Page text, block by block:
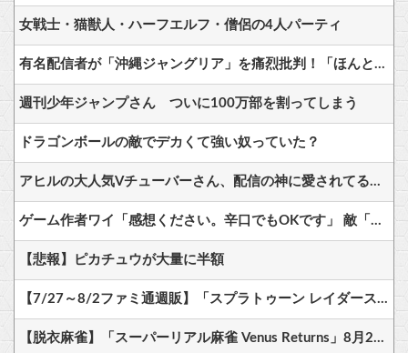
女戦士・猫獣人・ハーフエルフ・僧侶の4人パーティ
有名配信者が「沖縄ジャングリア」を痛烈批判！「ほんとーーーーーーーーにおもんない！カス！」
週刊少年ジャンプさん ついに100万部を割ってしまう
ドラゴンボールの敵でデカくて強い奴っていた？
アヒルの大人気Vチューバーさん、配信の神に愛されてるとしか思えない確率の偏りｗ
ゲーム作者ワイ「感想ください。辛口でもOKです」 敵「あれがだめ。これがだめ」
【悲報】ピカチュウが大量に半額
【7/27～8/2ファミ通週販】「スプラトゥーン レイダース」2週連続1位！ほか新作に「ほの暮しの庭」「ブルーリフレクション カルテット」などランクイン！！
【脱衣麻雀】「スーパーリアル麻雀 Venus Returns」8月27日に発売決定！